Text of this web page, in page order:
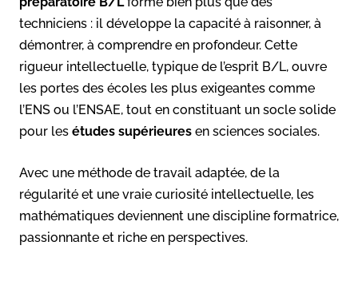
techniciens : il développe la capacité à raisonner, à
démontrer, à comprendre en profondeur. Cette
rigueur intellectuelle, typique de l’esprit B/L, ouvre
les portes des écoles les plus exigeantes comme
l’ENS ou l’ENSAE, tout en constituant un socle solide
pour les études supérieures en sciences sociales.
Avec une méthode de travail adaptée, de la
régularité et une vraie curiosité intellectuelle, les
mathématiques deviennent une discipline formatrice,
passionnante et riche en perspectives.